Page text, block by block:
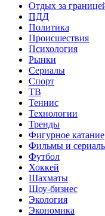
Отдых за
ПДД
Политика
Происшествия
Психология
Рынки
Сериалы
Спорт
ТВ
Теннис
Технологии
Тренды
Фигурное катание
Фильмы и
Футбол
Хоккей
Шахматы
Шоу-бизнес
Экология
Экономика